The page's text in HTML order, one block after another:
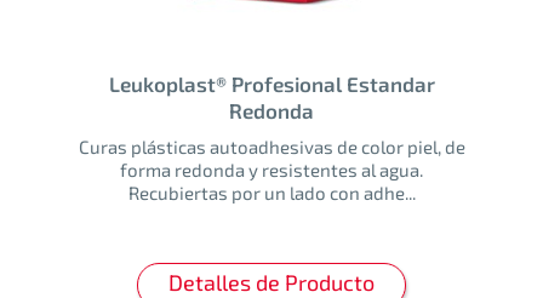
Leukoplast® Profesional Estandar
Redonda
Curas plásticas autoadhesivas de color piel, de
forma redonda y resistentes al agua.
Recubiertas por un lado con adhe...
Detalles de Producto